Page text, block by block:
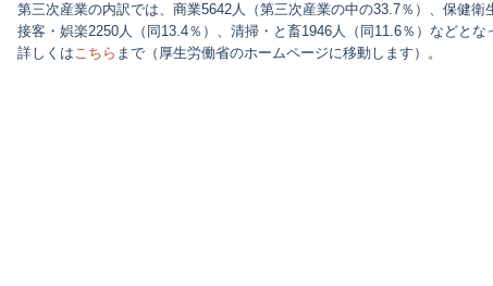
第三次産業の内訳では、商業5642人（第三次産業の中の33.7％）、保健衛
接客・娯楽2250人（同13.4％）、清掃・と畜1946人（同11.6％）など
詳しくはこちら まで（厚生労働省のホームページに移動します）。